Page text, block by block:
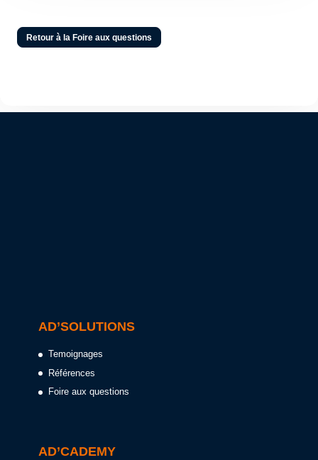
Retour à la Foire aux questions
AD’SOLUTIONS
Temoignages
Références
Foire aux questions
AD’CADEMY